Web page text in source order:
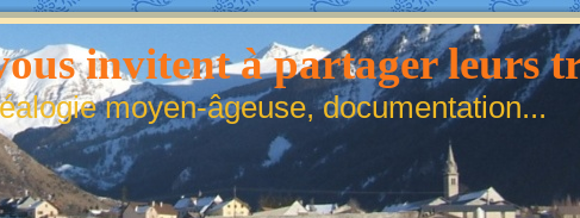
invitent à partager leurs
moyen-âgeuse, documentation...